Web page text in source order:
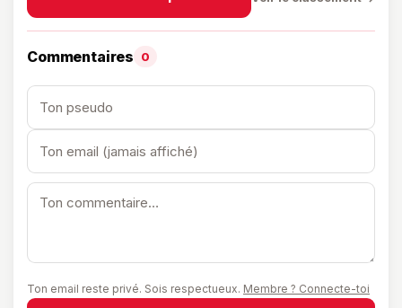
Commentaires 0
Ton email reste privé. Sois respectueux. Membre ? Connecte-toi